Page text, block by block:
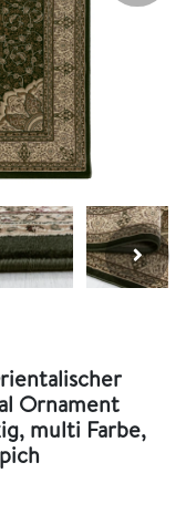
Ornament
multi Farbe,